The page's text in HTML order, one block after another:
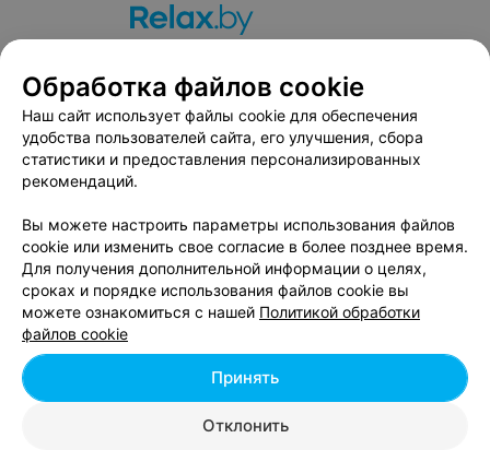
Вакансии
Публичный договор
Способы оплаты
Публичный договор по использованию сервиса
«Афиша»
Пользовательское соглашение
Связаться по вопросам сотрудничества
Написать руководителю relax.by
Персональные настройки cookie
Обработка персональных данных
© 2026 ООО «Артокс Лаб», УНП 191700409, регистрирующий орган -
| 220012, Республика Беларусь, г. Минск,
Обработка файлов cookie
Наш сайт использует файлы cookie для обеспечения
удобства пользователей сайта, его улучшения, сбора
статистики и предоставления персонализированных
рекомендаций.
Вы можете настроить параметры использования файлов
cookie или изменить свое согласие в более позднее время.
Для получения дополнительной информации о целях,
сроках и порядке использования файлов cookie вы
можете ознакомиться с нашей Политикой обработки
файлов cookie
Отклонить
Принять